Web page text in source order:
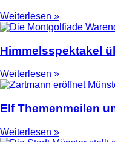
Weiterlesen »
Himmelsspektakel
Weiterlesen »
Elf Themenmeilen
Weiterlesen »